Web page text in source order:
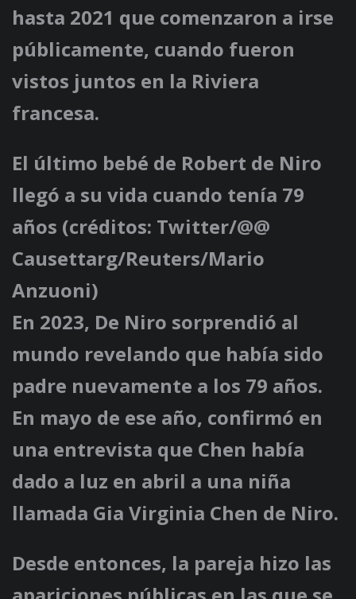
hasta 2021 que comenzaron a irse
públicamente, cuando fueron
vistos juntos en la Riviera
francesa.
El último bebé de Robert de Niro
llegó a su vida cuando tenía 79
años (créditos: Twitter/@@
Causettarg/Reuters/Mario
Anzuoni)
En 2023, De Niro sorprendió al
mundo revelando que había sido
padre nuevamente a los 79 años.
En mayo de ese año, confirmó en
una entrevista que Chen había
dado a luz en abril a una niña
llamada Gia Virginia Chen de Niro.
Desde entonces, la pareja hizo las